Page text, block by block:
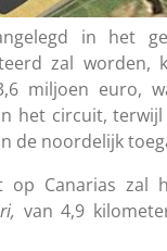
in het
zal worden,
miljoen euro,
het circuit,
de noordelijk
Canarias zal
, van 4,9